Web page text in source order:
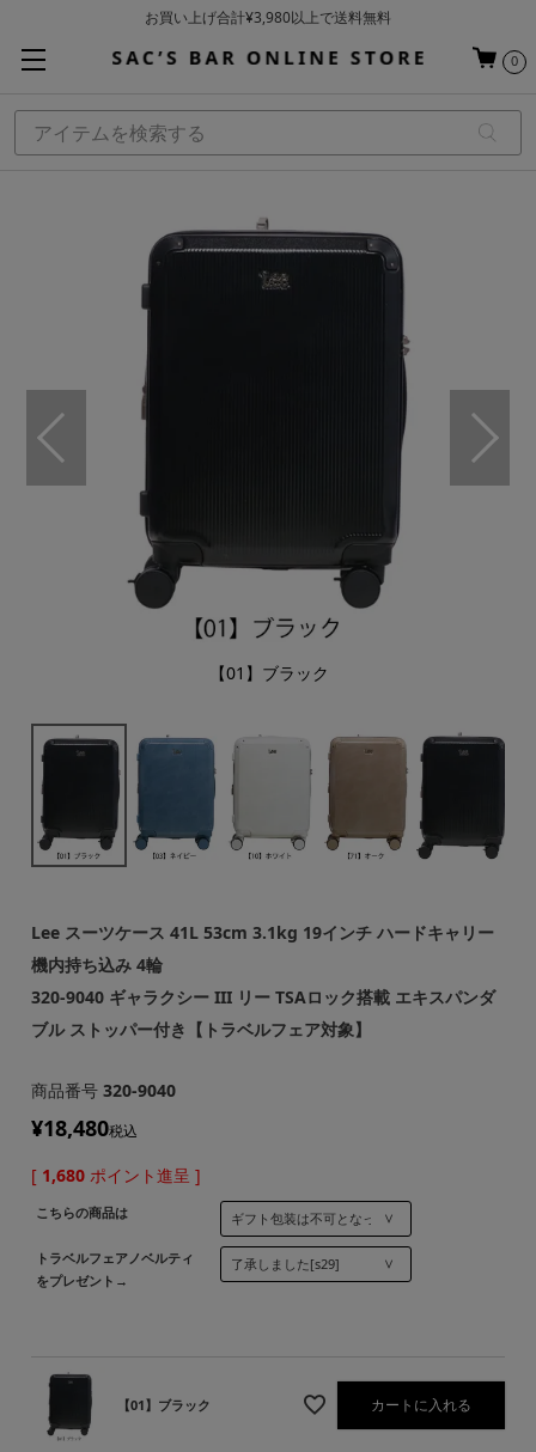
お買い上げ合計¥3,980以上で送料無料
当日～翌営業日を目安に順次発送（一部お取り寄せ商品を除く）
0
【01】ブラック
Lee スーツケース 41L 53cm 3.1kg 19インチ ハードキャリー
機内持ち込み 4輪
320-9040 ギャラクシー III リー TSAロック搭載 エキスパンダ
ブル ストッパー付き【トラベルフェア対象】
商品番号 320-9040
¥18,480税込
[ 1,680 ポイント進呈 ]
こちらの商品は
トラベルフェアノベルティ
をプレゼント→
【01】ブラック カートに入れる